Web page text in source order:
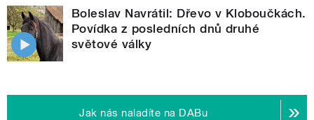
Boleslav Navrátil: Dřevo v Kloboučkách.
Povídka z posledních dnů druhé
světové války
Jak nás naladíte na DABu